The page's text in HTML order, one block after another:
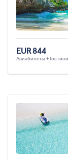
EUR 844
Авиабилеты +